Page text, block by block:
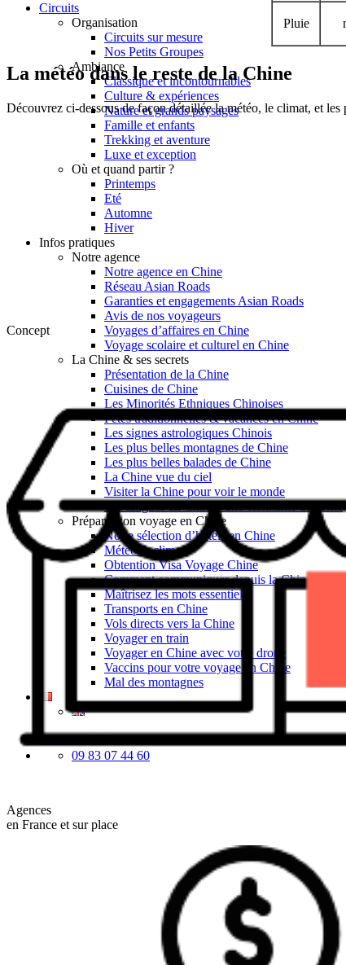
Circuits
Organisation
Circuits sur mesure
Nos Petits Groupes
Ambiance
Classique et incontournables
Culture & expériences
Nature et grands paysages
Famille et enfants
Trekking et aventure
Luxe et exception
Où et quand partir ?
Printemps
Eté
Automne
Hiver
Infos pratiques
Notre agence
Notre agence en Chine
Réseau Asian Roads
Garanties et engagements Asian Roads
Avis de nos voyageurs
Voyages d’affaires en Chine
Voyage scolaire et culturel en Chine
La Chine & ses secrets
Présentation de la Chine
Cuisines de Chine
Les Minorités Ethniques Chinoises
Fêtes traditionnelles & vacances en Chine
Les signes astrologiques Chinois
Les plus belles montagnes de Chine
Les plus belles balades de Chine
La Chine vue du ciel
Visiter la Chine pour voir le monde
Préparer son voyage en Chine
Notre sélection d’hôtels en Chine
Météo & climat
Obtention Visa Voyage Chine
Comment communiquer depuis la Chine ?
Maîtrisez les mots essentiels
Transports en Chine
Vols directs vers la Chine
Voyager en train
Voyager en Chine avec votre drone
Vaccins pour votre voyage en Chine
Mal des montagnes
Demande d’info
09 83 07 44 60
Pluie
La météo dans le reste de la Chine
Découvrez ci-dessous de façon détaillée la météo, le climat, et
Concept
Agences
en France et sur place